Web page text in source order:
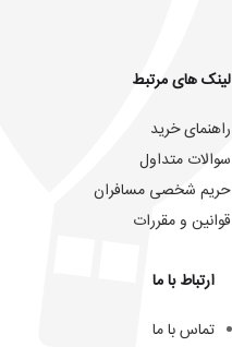
لینک های مرتبط
راهنمای خرید
سوالات متداول
حریم شخصی مسافران
قوانین و مقررات
ارتباط با ما
تماس با ما